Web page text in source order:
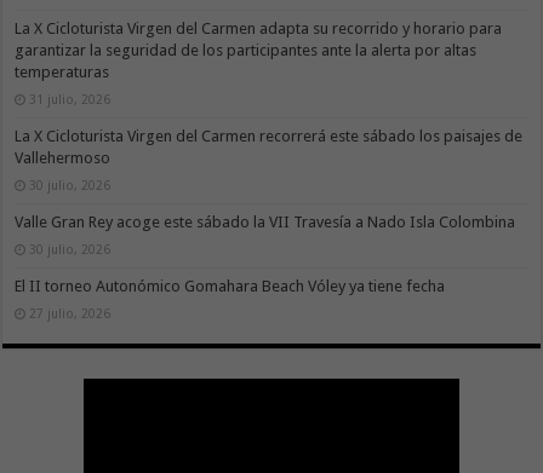
La X Cicloturista Virgen del Carmen adapta su recorrido y horario para
garantizar la seguridad de los participantes ante la alerta por altas
temperaturas
31 julio, 2026
La X Cicloturista Virgen del Carmen recorrerá este sábado los paisajes de
Vallehermoso
30 julio, 2026
Valle Gran Rey acoge este sábado la VII Travesía a Nado Isla Colombina
30 julio, 2026
El II torneo Autonómico Gomahara Beach Vóley ya tiene fecha
27 julio, 2026